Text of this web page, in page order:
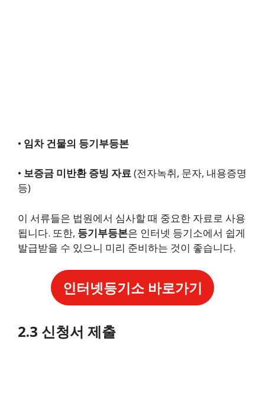
• 임차 건물의 등기부등본
• 보증금 미반환 증빙 자료(전자녹취, 문자, 내용증명
등)
이 서류들은 법원에서 심사할 때 중요한 자료로 사용
됩니다. 또한, 등기부등본은 인터넷 등기소에서 쉽게
발급받을 수 있으니 미리 준비하는 것이 좋습니다.
인터넷등기소 바로가기
2.3 신청서 제출